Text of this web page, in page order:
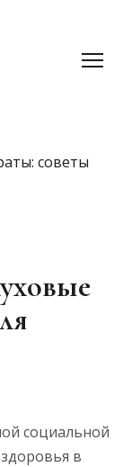
социальной
в